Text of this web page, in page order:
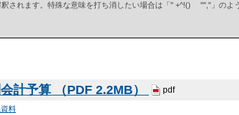
されます。特殊な意味を打ち消したい場合は「" +^!() "","」のよ
計予算 （PDF 2.2MB） pdf
料